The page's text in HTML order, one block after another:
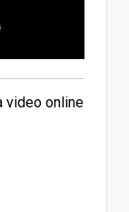
video online